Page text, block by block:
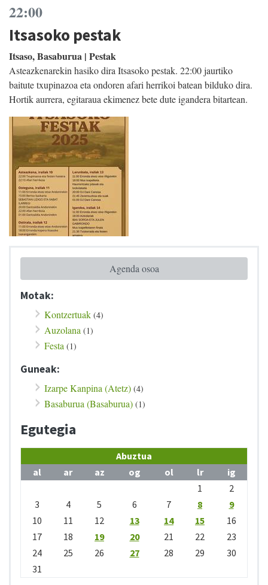
22:00
Itsasoko pestak
Itsaso, Basaburua | Pestak
Asteazkenarekin hasiko dira Itsasoko pestak. 22:00 jaurtiko
baitute txupinazoa eta ondoren afari herrikoi batean bilduko dira.
Hortik aurrera, egitaraua ekimenez bete dute igandera bitartean.
Agenda osoa
Motak:
Kontzertuak (4)
Auzolana (1)
Festa (1)
Guneak:
Izarpe Kanpina (Atetz) (4)
Basaburua (Basaburua) (1)
Egutegia
Abuztua
al
ar az og ol lr
ig
1
2
3
4 5 6 7 8
9
10
11 12 13 14 15
16
17
18 19 20 21 22
23
24
25 26 27 28 29
30
31